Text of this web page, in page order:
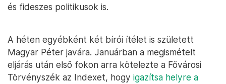
és fideszes politikusok is.
A héten egyébként két bírói ítélet is született
Magyar Péter javára. Januárban a megismételt
eljárás után első fokon arra kötelezte a Fővárosi
Törvényszék az Indexet, hogy igazítsa helyre a